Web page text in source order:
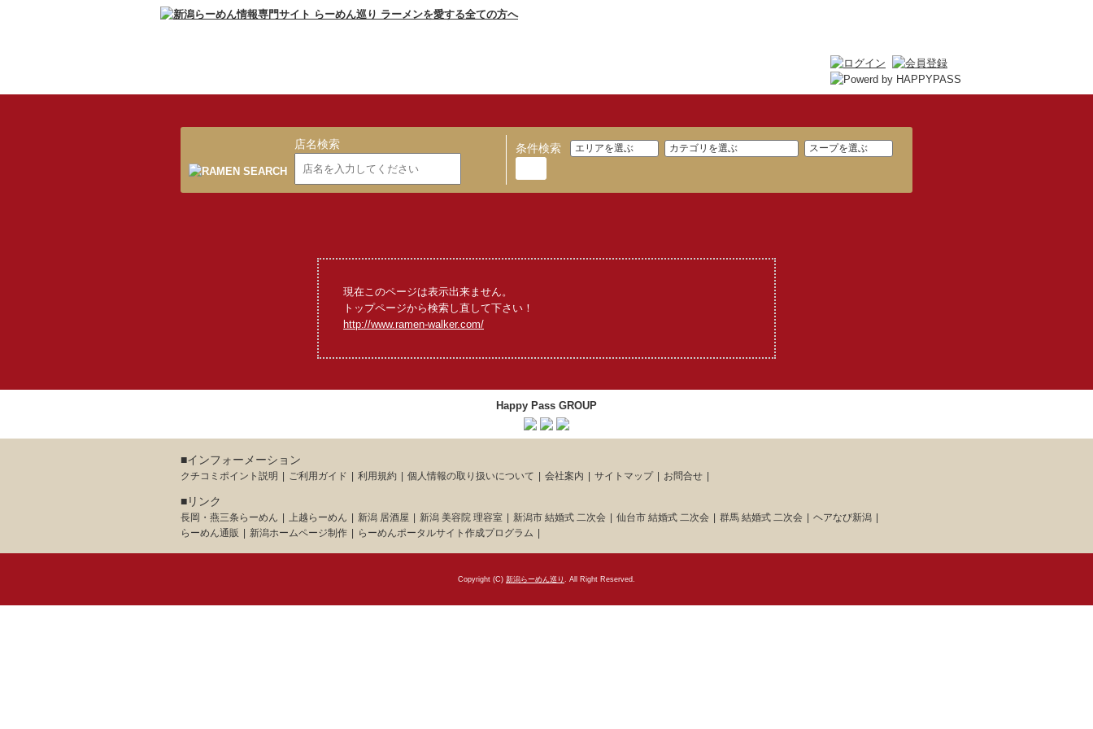
店名検索 条件検索
現在このページは表示出来ません。
トップページから検索し直して下さい！
http://www.ramen-walker.com/
Happy Pass GROUP
■インフォーメーション
クチコミポイント説明 ご利用ガイド 利用規約 個人情報の取り扱いについて 会社案内 サイトマップ お問合せ
■リンク
長岡・燕三条らーめん 上越らーめん 新潟 居酒屋 新潟 美容院 理容室 新潟市 結婚式 二次会 仙台市 結婚式 二次会 群馬 結婚式 二次会
ヘアなび新潟
らーめん通販
新潟ホームページ制作 らーめんポータルサイト作成プログラム
Copyright (C) 新潟らーめん巡り . All Right Reserved.